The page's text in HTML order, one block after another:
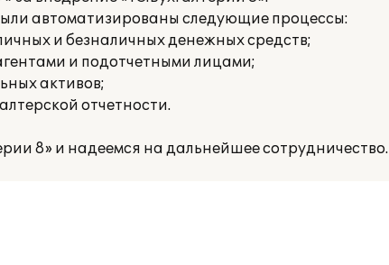
автоматизированы следующие процессы:
и безналичных денежных средств;
и подотчетными лицами;
активов;
отчетности.
8» и надеемся на дальнейшее сотрудничество.